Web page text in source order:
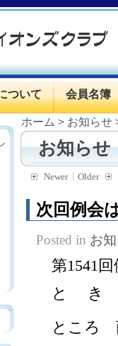
ついて 会員名簿
ホーム > お知らせ
お知らせ
Newer Older
次回例会
Posted in お
第1541
と き
ところ